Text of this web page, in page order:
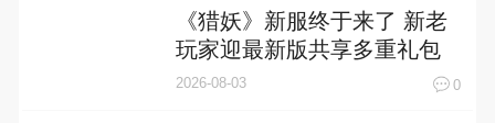
《猎妖》新服终于来了 新老
玩家迎最新版共享多重礼包
2026-08-03 0